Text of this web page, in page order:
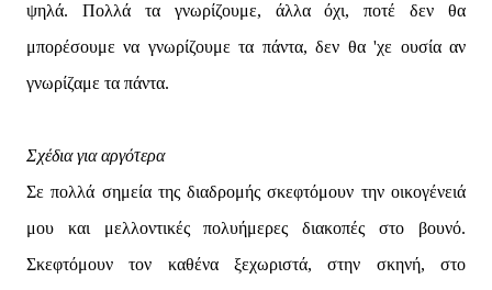
ψηλά. Πολλά τα γνωρίζουμε, άλλα όχι, ποτέ δεν θα
μπορέσουμε να γνωρίζουμε τα πάντα, δεν θα 'χε ουσία αν
γνωρίζαμε τα πάντα.
Σχέδια για αργότερα
Σε πολλά σημεία της διαδρομής σκεφτόμουν την οικογένειά
μου και μελλοντικές πολυήμερες διακοπές στο βουνό.
Σκεφτόμουν τον καθένα ξεχωριστά, στην σκηνή, στο